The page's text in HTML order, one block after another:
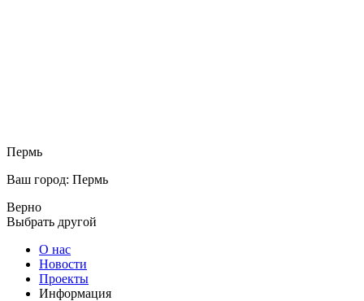
Пермь
Ваш город: Пермь
Верно
Выбрать другой
О нас
Новости
Проекты
Информация